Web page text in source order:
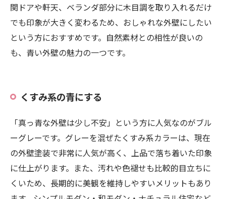
関ドアや軒天、ベランダ部分に木目調を取り入れるだけ
でも印象が大きく変わるため、おしゃれな外壁にしたい
という方におすすめです。自然素材との相性が良いの
も、青い外壁の魅力の一つです。
くすみ系の青にする
「真っ青な外壁は少し不安」という方に人気なのがブル
ーグレーです。グレーを混ぜたくすみ系カラーは、現在
の外壁塗装で非常に人気が高く、上品で落ち着いた印象
に仕上がります。また、汚れや色褪せも比較的目立ちに
くいため、長期的に美観を維持しやすいメリットもあり